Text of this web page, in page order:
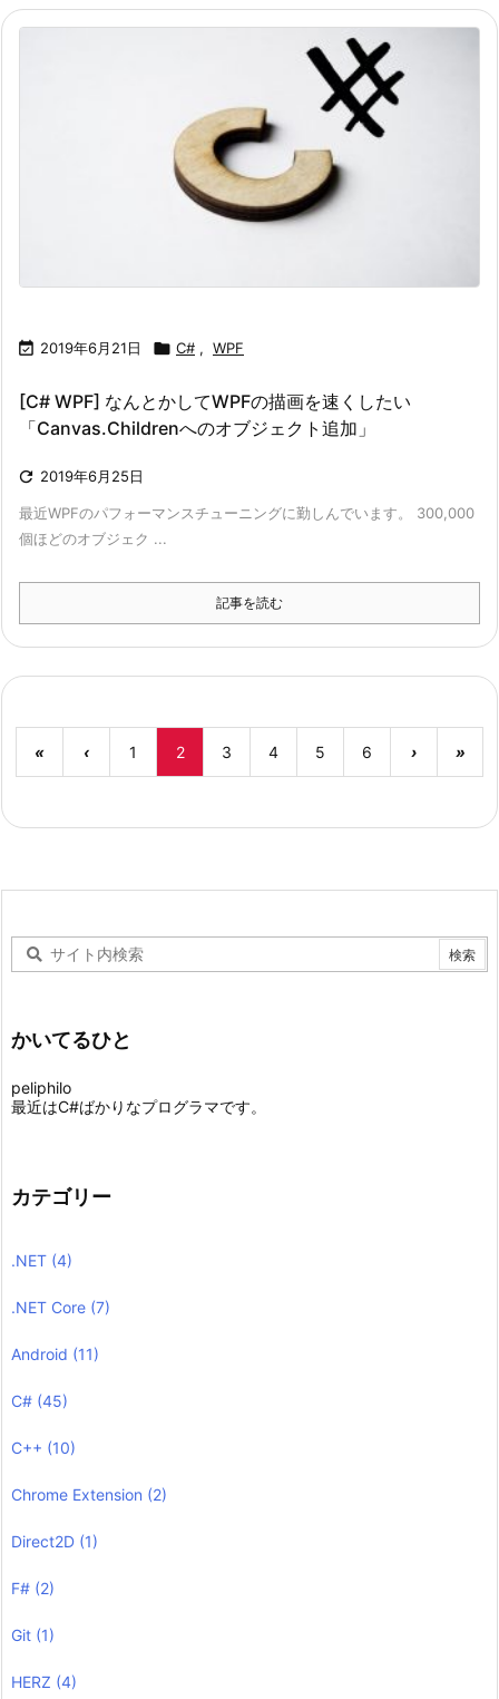
 2019年6月21日  C# , WPF
[C# WPF] なんとかしてWPFの描画を速くしたい
「Canvas.Childrenへのオブジェクト追加」
 2019年6月25日
最近WPFのパフォーマンスチューニングに勤しんでいます。 300,000
個ほどのオブジェク ...
記事を読む
« ‹ 1 2 3 4 5 6 › »
かいてるひと
peliphilo
最近はC#ばかりなプログラマです。
カテゴリー
.NET (4)
.NET Core (7)
Android (11)
C# (45)
C++ (10)
Chrome Extension (2)
Direct2D (1)
F# (2)
Git (1)
HERZ (4)